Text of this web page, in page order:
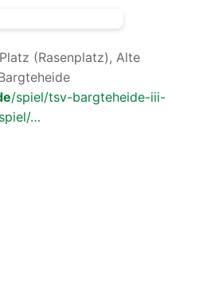
(Rasenplatz), Alte
/spiel/tsv-bargteheide-iii-
…